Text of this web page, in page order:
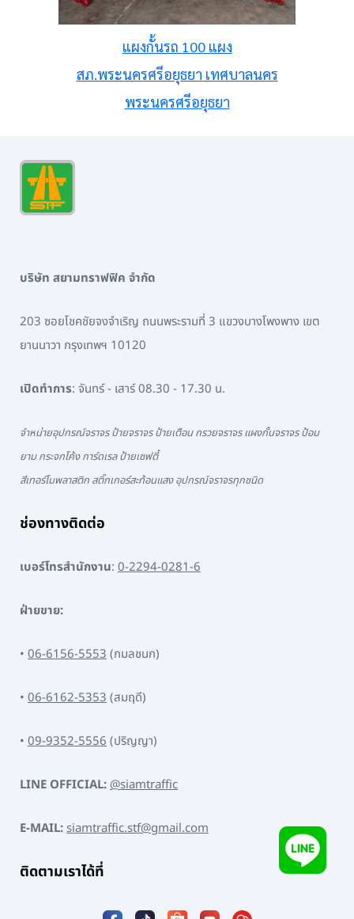
แผงกั้นรถ 100 แผง
สภ.พระนครศรีอยุธยา เทศบาลนคร
พระนครศรีอยุธยา
บริษัท สยามทราฟฟิค จำกัด
203 ซอยโชคชัยจงจำเริญ ถนนพระรามที่ 3 แขวงบางโพงพาง เขต
ยานนาวา กรุงเทพฯ 10120
เปิดทำการ: จันทร์ - เสาร์ 08.30 - 17.30 น.
จำหน่ายอุปกรณ์จราจร ป้ายจราจร ป้ายเตือน กรวยจราจร แผงกั้นจราจร ป้อม
ยาม กระจกโค้ง การ์ดเรล ป้ายเซฟตี้
สีเทอร์โมพลาสติก สติ๊กเกอร์สะท้อนแสง อุปกรณ์จราจรทุกชนิด
ช่องทางติดต่อ
เบอร์โทรสำนักงาน: 0-2294-0281-6
ฝ่ายขาย:
• 06-6156-5553(กมลชนก)
• 06-6162-5353(สมฤดี)
• 09-9352-5556(ปริญญา)
LINE OFFICIAL:@siamtraffic
E-MAIL:siamtraffic.stf@gmail.com
ติดตามเราได้ที่